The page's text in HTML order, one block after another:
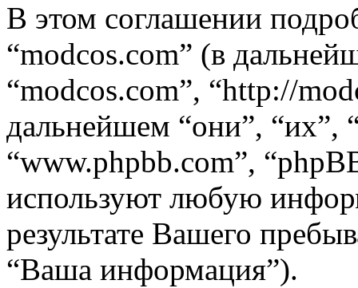
В этом соглашении
“modcos.com” (в
“modcos.com”, “http://
дальнейшем “они”, “их”,
“www.phpbb.com”,
используют любую
результате Вашего
“Ваша информация”).